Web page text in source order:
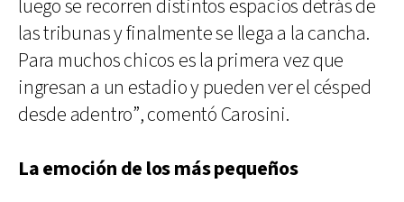
luego se recorren distintos espacios detrás de
las tribunas y finalmente se llega a la cancha.
Para muchos chicos es la primera vez que
ingresan a un estadio y pueden ver el césped
desde adentro”, comentó Carosini.
La emoción de los más pequeños